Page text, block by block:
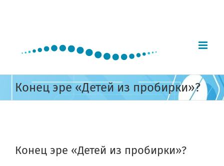
Конец эре «Детей из пробирки»?
Image
Конец эре «Детей из пробирки»?